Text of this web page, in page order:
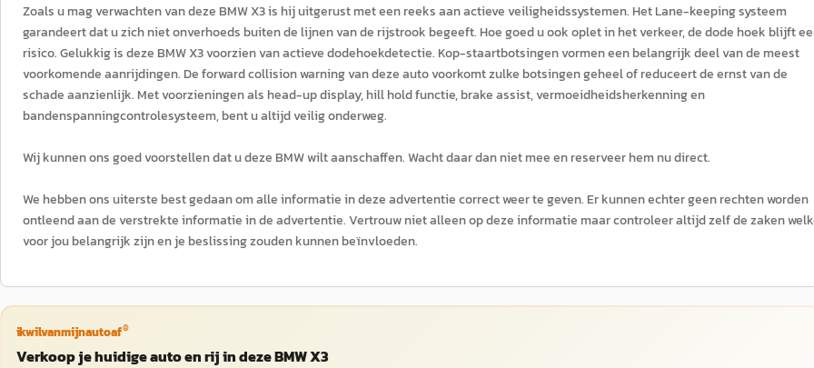
Zoals u mag verwachten van deze BMW X3 is hij uitgerust met een reeks aan actieve veiligheidssystemen. Het Lane-keeping systeem
garandeert dat u zich niet onverhoeds buiten de lijnen van de rijstrook begeeft. Hoe goed u ook oplet in het verkeer, de dode hoek blijft
risico. Gelukkig is deze BMW X3 voorzien van actieve dodehoekdetectie. Kop-staartbotsingen vormen een belangrijk deel van de meest
voorkomende aanrijdingen. De forward collision warning van deze auto voorkomt zulke botsingen geheel of reduceert de ernst van de
schade aanzienlijk. Met voorzieningen als head-up display, hill hold functie, brake assist, vermoeidheidsherkenning en
bandenspanningcontrolesysteem, bent u altijd veilig onderweg.
Wij kunnen ons goed voorstellen dat u deze BMW wilt aanschaffen. Wacht daar dan niet mee en reserveer hem nu direct.
We hebben ons uiterste best gedaan om alle informatie in deze advertentie correct weer te geven. Er kunnen echter geen rechten worden
ontleend aan de verstrekte informatie in de advertentie. Vertrouw niet alleen op deze informatie maar controleer altijd zelf de zaken
voor jou belangrijk zijn en je beslissing zouden kunnen beïnvloeden.
ikwilvanmijnautoaf®
Verkoop je huidige auto en rij in deze BMW X3